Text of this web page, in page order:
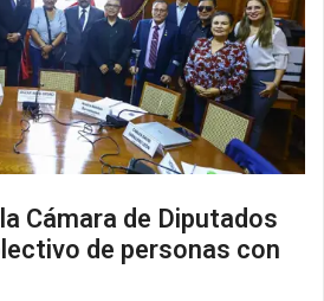
Cámara de Diputados
de personas con